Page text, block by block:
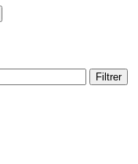
Filtrer